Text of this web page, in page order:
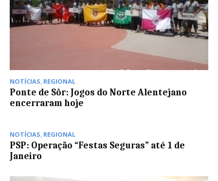
NOTÍCIAS, REGIONAL
Ponte de Sôr: Jogos do Norte Alentejano
encerraram hoje
NOTÍCIAS, REGIONAL
PSP: Operação “Festas Seguras” até 1 de
Janeiro